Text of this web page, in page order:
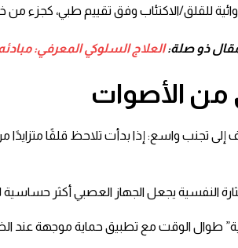
للقلق/الاكتئاب وفق تقييم طبي، كجزء من
ذو صلة:العلاج السلوكي المعرفي:
من الأصوات
إلى تجنب واسع: إذا بدأت تلاحظ قلقًا
النفسية يجعل الجهاز العصبي أكثر
طوال الوقت مع تطبيق حماية موجهة عند